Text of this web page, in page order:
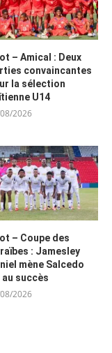
– Amical : Deux
convaincantes
la sélection
U14
2026
– Coupe des
: Jamesley
mène Salcedo
au succès
2026